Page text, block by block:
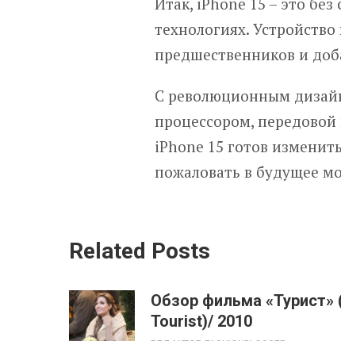
технологиях.
предшественников и
С революционным
процессором,
iPhone 15 готов
пожаловать в будущее
Related Posts
Обзор фильма «Турист»
Tourist)/ 2010